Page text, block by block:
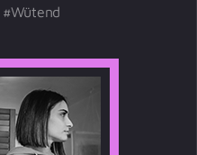
Wütend